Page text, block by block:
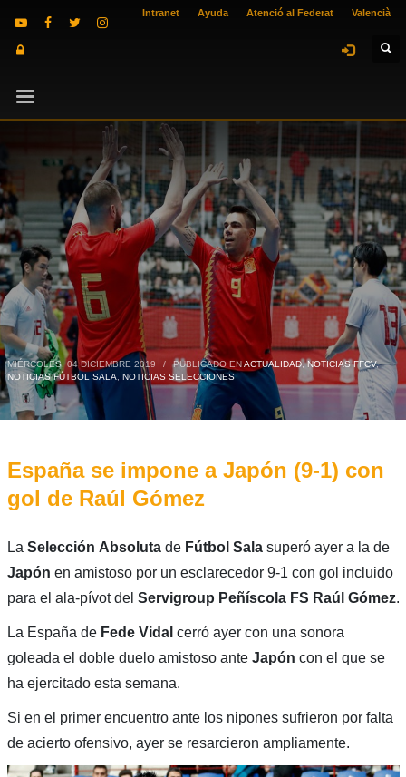
Intranet Ayuda Atenció al Federat Valencià
MIÉRCOLES, 04 DICIEMBRE 2019 / PUBLICADO ENACTUALIDAD,NOTICIAS FFCV,
NOTICIAS FÚTBOL SALA
NOTICIAS SELECCIONES
España se impone a Japón (9-1) con
gol de Raúl Gómez
La Selección Absolutade Fútbol Salasuperó ayer a la de
Japón en amistoso por un esclarecedor 9-1 con gol incluido
para el ala-pívot del Servigroup Peñíscola FS Raúl Gómez.
La España de Fede Vidal cerró ayer con una sonora
goleada el doble duelo amistoso ante Japón con el que se
ha ejercitado esta semana.
Si en el primer encuentro ante los nipones sufrieron por falta
de acierto ofensivo, ayer se resarcieron ampliamente.